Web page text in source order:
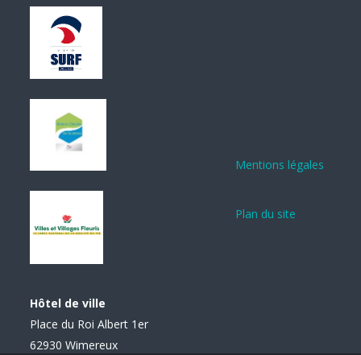
Hôtel de ville
Place du Roi Albert 1er
62930 Wimereux
Mentions légales
Plan du site